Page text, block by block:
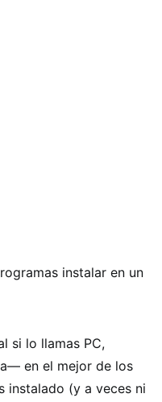
instalar en un
si lo llamas PC,
en el mejor de los
instalado (y a veces ni